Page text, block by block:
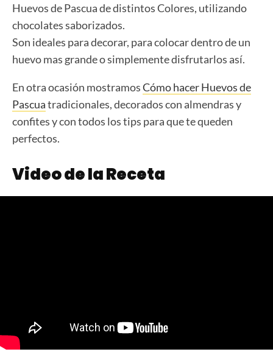
Huevos de Pascua de distintos Colores, utilizando
chocolates saborizados.
Son ideales para decorar, para colocar dentro de un
huevo mas grande o simplemente disfrutarlos así.
En otra ocasión mostramosCómo hacer Huevos de
Pascuatradicionales, decorados con almendras y
confites y con todos los tips para que te queden
perfectos.
Video de la Receta